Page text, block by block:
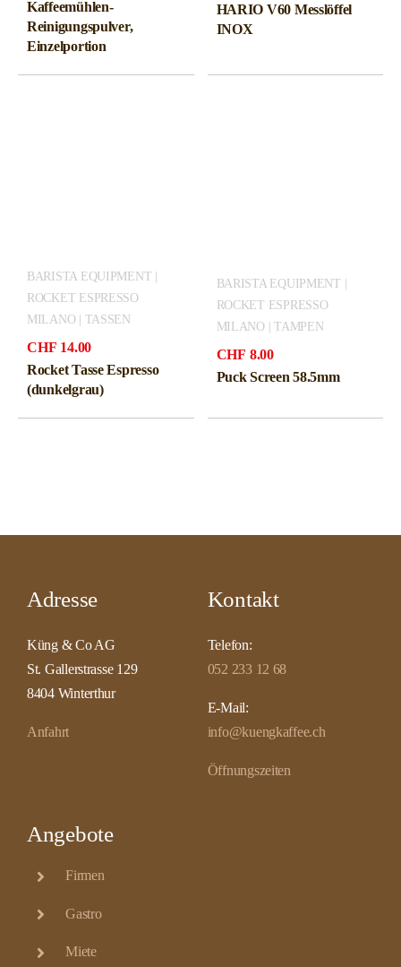
Kaffeemühlen-
Reinigungspulver,
Einzelportion
HARIO V60 Messlöffel
INOX
BARISTA EQUIPMENT |
ROCKET ESPRESSO
MILANO | TASSEN
CHF 14.00
Rocket Tasse Espresso
(dunkelgrau)
BARISTA EQUIPMENT |
ROCKET ESPRESSO
MILANO | TAMPEN
CHF 8.00
Puck Screen 58.5mm
Adresse
Küng & Co AG
St. Gallerstrasse 129
8404 Winterthur
Anfahrt
Kontakt
Telefon:
052 233 12 68
E-Mail:
info@kuengkaffee.ch
Öffnungszeiten
Angebote
Firmen
Gastro
Miete